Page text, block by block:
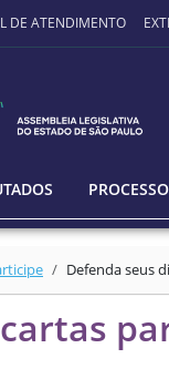
DE ATENDIMENTO
Defenda seus